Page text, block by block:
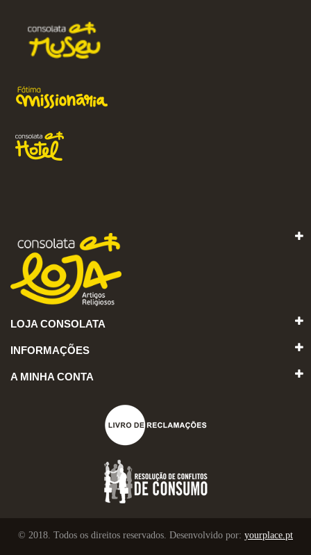
LOJA CONSOLATA
INFORMAÇÕES
A MINHA CONTA
© 2018. Todos os direitos reservados. Desenvolvido por: yourplace.pt